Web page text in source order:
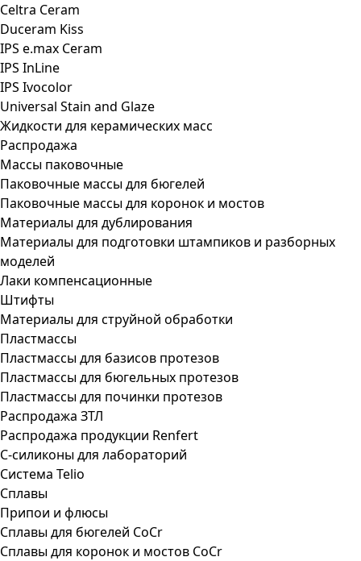
Celtra Ceram
Duceram Kiss
IPS e.max Ceram
IPS InLine
IPS Ivocolor
Universal Stain and Glaze
Жидкости для керамических масс
Распродажа
Массы паковочные
Паковочные массы для бюгелей
Паковочные массы для коронок и мостов
Материалы для дублирования
Материалы для подготовки штампиков и разборных
моделей
Лаки компенсационные
Штифты
Материалы для струйной обработки
Пластмассы
Пластмассы для базисов протезов
Пластмассы для бюгельных протезов
Пластмассы для починки протезов
Распродажа ЗТЛ
Распродажа продукции Renfert
С-силиконы для лабораторий
Система Telio
Сплавы
Припои и флюсы
Сплавы для бюгелей CoCr
Сплавы для коронок и мостов CoCr